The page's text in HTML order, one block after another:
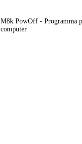
M8k PowOff - Programma
computer